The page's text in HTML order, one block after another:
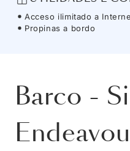
Acceso ilimitado a
Propinas a bordo
Barco -